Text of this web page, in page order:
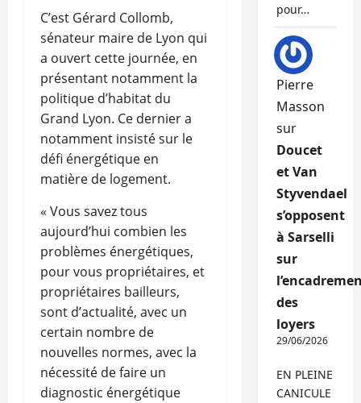
C’est Gérard Collomb,
sénateur maire de Lyon qui
a ouvert cette journée, en
présentant notamment la
politique d’habitat du
Grand Lyon. Ce dernier a
notamment insisté sur le
défi énergétique en
matière de logement.
« Vous savez tous
aujourd’hui combien les
problèmes énergétiques,
pour vous propriétaires, et
propriétaires bailleurs,
sont d’actualité, avec un
certain nombre de
nouvelles normes, avec la
nécessité de faire un
diagnostic énergétique
pour…
Pierre
Masson
sur
Doucet
et Van
Styvendael
s’opposent
à Sarselli
sur
des
loyers
29/06/2026
EN PLEINE
CANICULE